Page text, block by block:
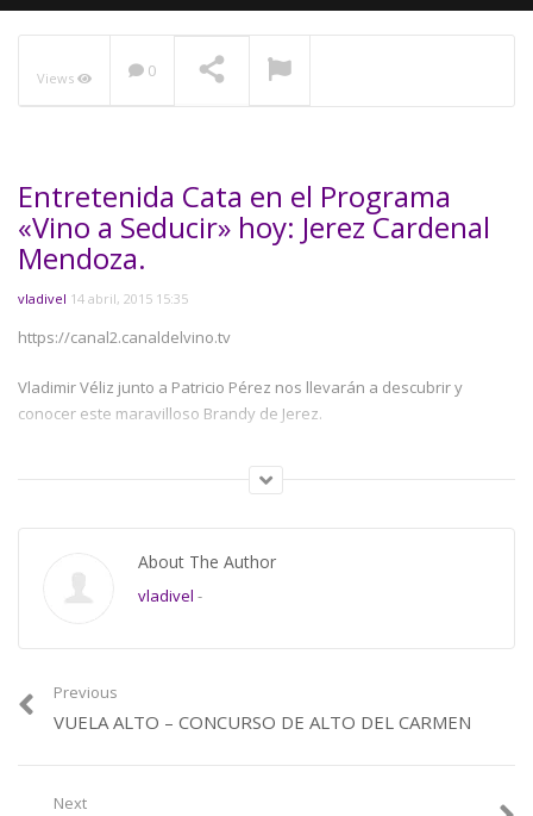
Views 0
Entretenida Cata en el Programa
«Vino a Seducir» hoy: Jerez Cardenal
Mendoza.
vladivel 14 abril, 2015 15:35
https://canal2.canaldelvino.tv
Vladimir Véliz junto a Patricio Pérez nos llevarán a descubrir y
conocer este maravilloso Brandy de Jerez.
si deseas aprender más! te invitamos a ver el video!
About The Author
vladivel -
Previous
VUELA ALTO – CONCURSO DE ALTO DEL CARMEN
Next